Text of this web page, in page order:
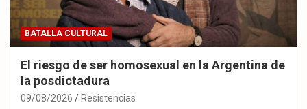
BATALLA CULTURAL
El riesgo de ser homosexual en la Argentina de
la posdictadura
09/08/2026 Resistencias